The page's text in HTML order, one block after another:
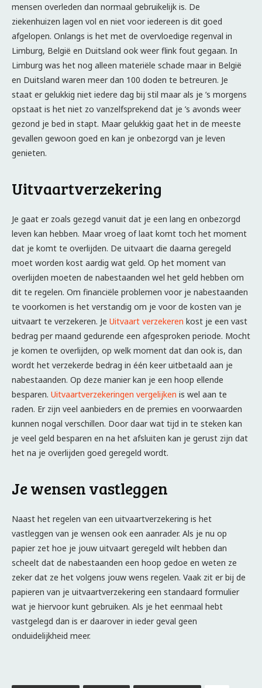
mensen overleden dan normaal gebruikelijk is. De
ziekenhuizen lagen vol en niet voor iedereen is dit goed
afgelopen. Onlangs is het met de overvloedige regenval in
Limburg, België en Duitsland ook weer flink fout gegaan. In
Limburg was het nog alleen materiële schade maar in België
en Duitsland waren meer dan 100 doden te betreuren. Je
staat er gelukkig niet iedere dag bij stil maar als je ’s morgens
opstaat is het niet zo vanzelfsprekend dat je ’s avonds weer
gezond je bed in stapt. Maar gelukkig gaat het in de meeste
gevallen gewoon goed en kan je onbezorgd van je leven
genieten.
Uitvaartverzekering
Je gaat er zoals gezegd vanuit dat je een lang en onbezorgd
leven kan hebben. Maar vroeg of laat komt toch het moment
dat je komt te overlijden. De uitvaart die daarna geregeld
moet worden kost aardig wat geld. Op het moment van
overlijden moeten de nabestaanden wel het geld hebben om
dit te regelen. Om financiële problemen voor je nabestaanden
te voorkomen is het verstandig om je voor de kosten van je
uitvaart te verzekeren. Je Uitvaart verzekeren kost je een vast
bedrag per maand gedurende een afgesproken periode. Mocht
je komen te overlijden, op welk moment dat dan ook is, dan
wordt het verzekerde bedrag in één keer uitbetaald aan je
nabestaanden. Op deze manier kan je een hoop ellende
besparen. Uitvaartverzekeringen vergelijken is wel aan te
raden. Er zijn veel aanbieders en de premies en voorwaarden
kunnen nogal verschillen. Door daar wat tijd in te steken kan
je veel geld besparen en na het afsluiten kan je gerust zijn dat
het na je overlijden goed geregeld wordt.
Je wensen vastleggen
Naast het regelen van een uitvaartverzekering is het
vastleggen van je wensen ook een aanrader. Als je nu op
papier zet hoe je jouw uitvaart geregeld wilt hebben dan
scheelt dat de nabestaanden een hoop gedoe en weten ze
zeker dat ze het volgens jouw wens regelen. Vaak zit er bij de
papieren van je uitvaartverzekering een standaard formulier
wat je hiervoor kunt gebruiken. Als je het eenmaal hebt
vastgelegd dan is er daarover in ieder geval geen
onduidelijkheid meer.